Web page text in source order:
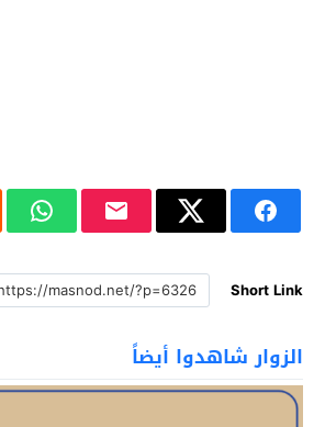
Short Link
الزوار شاهدوا أيضاً